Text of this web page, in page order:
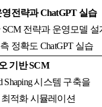
영전략과ChatGPT 실습
SCM 전략과 운영모델 설
정확도 ChatGPT 실습
기반SCM
Shaping시스템 구축을
최적화시뮬레이션